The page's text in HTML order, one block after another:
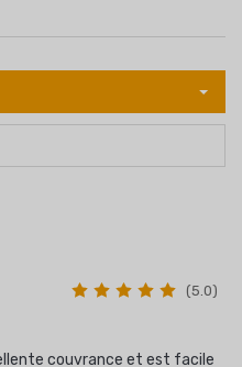
(5.0)
couvrance et est facile